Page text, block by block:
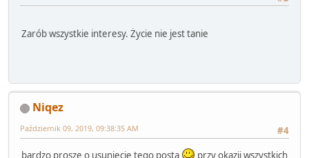
Zarób wszystkie interesy. Życie nie jest tanie
Niqez
#4
Październik 09, 2019, 09:38:35 AM